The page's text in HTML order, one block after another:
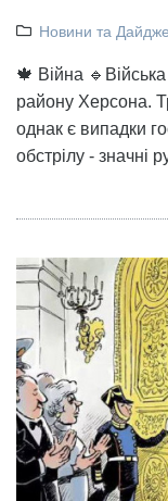
Новини та
🍁 Війна
району Херсона.
однак є випадки
обстрілу - значні